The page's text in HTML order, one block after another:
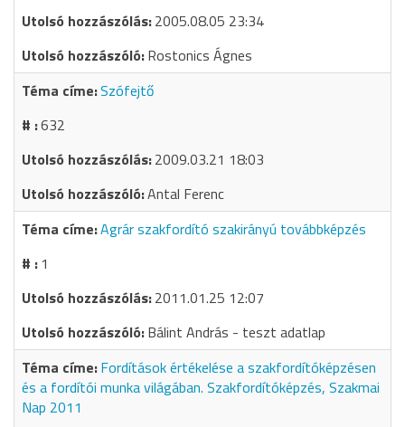
2005.08.05 23:34
Rostonics Ágnes
Szófejtő
632
2009.03.21 18:03
Antal Ferenc
Agrár szakfordító szakirányú továbbképzés
1
2011.01.25 12:07
Bálint András - teszt adatlap
Fordítások értékelése a szakfordítóképzésen
és a fordítói munka világában. Szakfordítóképzés, Szakmai
Nap 2011